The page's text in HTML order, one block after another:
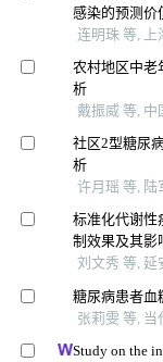
感染的预测价
连明珠 等, 上
农村地区中老
析
戴振威 等, 中
社区2型糖尿
析
许月瑶 等, 陆
标准化代谢性
制效果及其影
刘文秀 等, 延
糖尿病患者血
张莉雯 等, 当
Study on the